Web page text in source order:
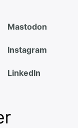
Mastodon
Instagram
LinkedIn